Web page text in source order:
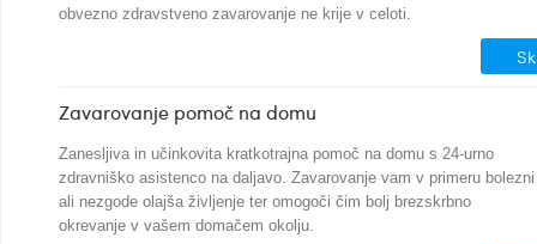
obvezno zdravstveno zavarovanje ne krije v celoti.
Zavarovanje pomoč na domu
Zanesljiva in učinkovita kratkotrajna pomoč na domu s 24-urno
zdravniško asistenco na daljavo. Zavarovanje vam v primeru bolezni
ali nezgode olajša življenje ter omogoči čim bolj brezskrbno
okrevanje v vašem domačem okolju.